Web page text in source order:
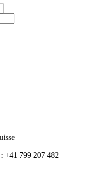
+41 799 207 482